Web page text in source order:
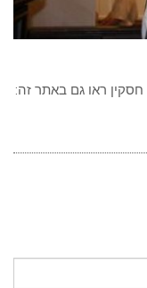
חסקין ראו גם באתר זה: